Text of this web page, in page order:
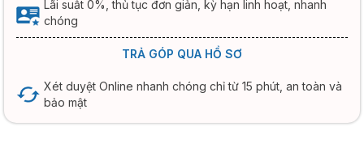
Lãi suất 0%, thủ tục đơn giản, kỳ hạn linh hoạt, nhanh
chóng
TRẢ GÓP QUA HỒ SƠ
Xét duyệt Online nhanh chóng chỉ từ 15 phút, an toàn và
bảo mật